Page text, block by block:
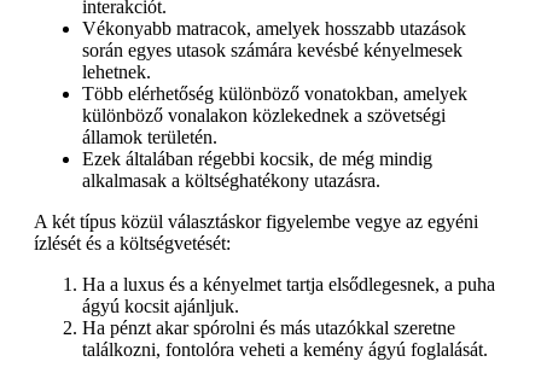
interakciót.
Vékonyabb matracok, amelyek hosszabb utazások
során egyes utasok számára kevésbé kényelmesek
lehetnek.
Több elérhetőség különböző vonatokban, amelyek
különböző vonalakon közlekednek a szövetségi
államok területén.
Ezek általában régebbi kocsik, de még mindig
alkalmasak a költséghatékony utazásra.
A két típus közül választáskor figyelembe vegye az egyéni
ízlését és a költségvetését:
Ha a luxus és a kényelmet tartja elsődlegesnek, a puha
ágyú kocsit ajánljuk.
Ha pénzt akar spórolni és más utazókkal szeretne
találkozni, fontolóra veheti a kemény ágyú foglalását.